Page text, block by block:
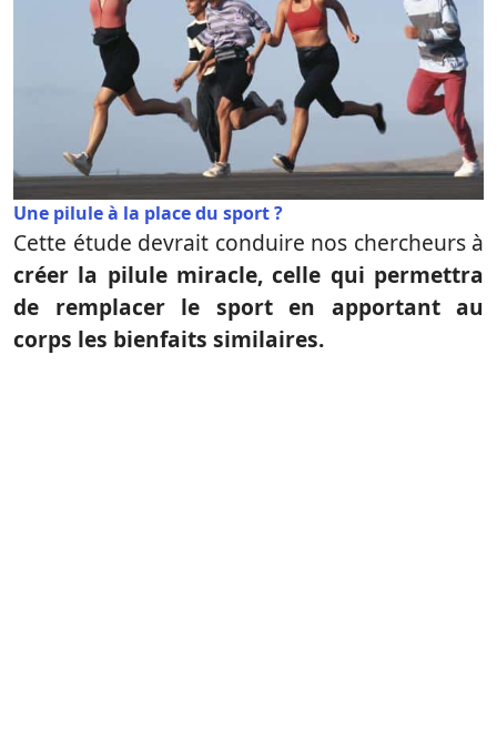
Une pilule à la place du sport ?
Cette étude devrait conduire nos chercheurs à
créer la pilule miracle, celle qui permettra
de remplacer le sport en apportant au
corps les bienfaits similaires.